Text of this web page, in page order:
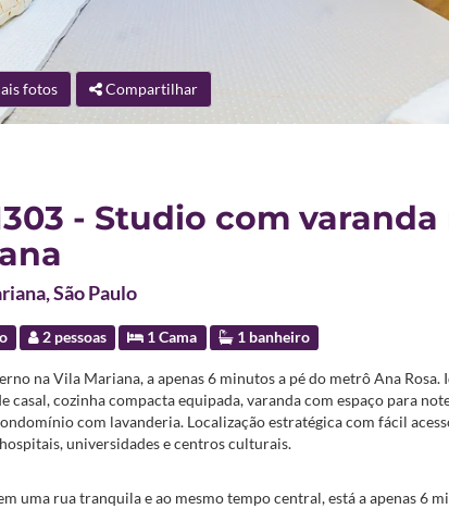
fotos Compartilhar
- Studio com varanda
São Paulo
2 pessoas 1 Cama 1 banheiro
na Vila Mariana, a apenas 6 minutos a pé do metrô Ana Rosa.
casal, cozinha compacta equipada, varanda com espaço para
com lavanderia. Localização estratégica com fácil
universidades e centros culturais.
uma rua tranquila e ao mesmo tempo central, está a apenas 6